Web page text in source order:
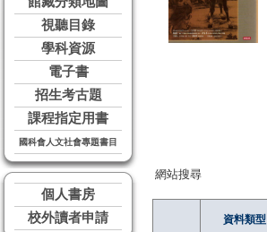
視聽目錄
學科資源
電子書
招生考古題
課程指定用書
國科會人文社會專題書目
個人書房
校外讀者申請
網站搜尋
資料類型